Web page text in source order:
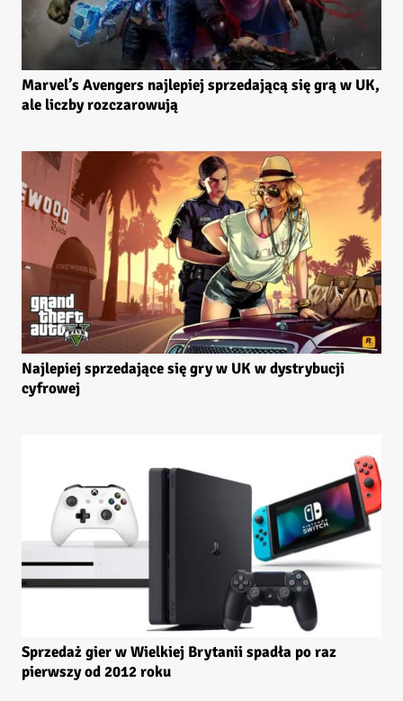
Marvel’s Avengers najlepiej sprzedającą się grą w UK,
ale liczby rozczarowują
Najlepiej sprzedające się gry w UK w dystrybucji
cyfrowej
Sprzedaż gier w Wielkiej Brytanii spadła po raz
pierwszy od 2012 roku